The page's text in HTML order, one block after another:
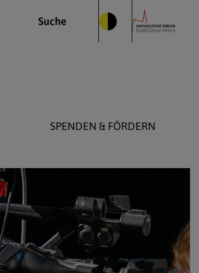
Suche
SPENDEN & FÖRDERN